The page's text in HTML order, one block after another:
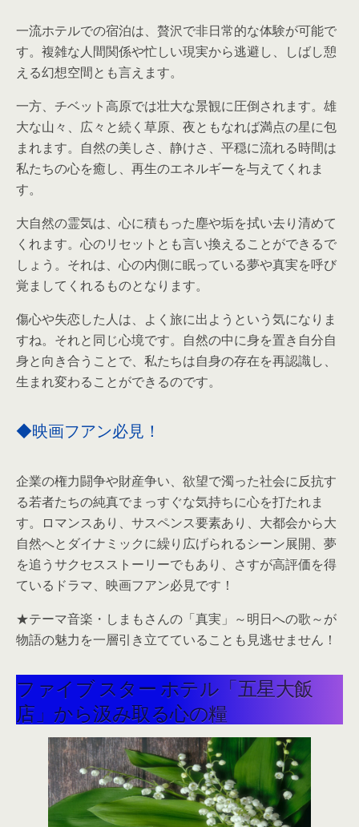
一流ホテルでの宿泊は、贅沢で非日常的な体験が可能で
す。複雑な人間関係や忙しい現実から逃避し、しばし憩
える幻想空間とも言えます。
一方、チベット高原では壮大な景観に圧倒されます。雄
大な山々、広々と続く草原、夜ともなれば満点の星に包
まれます。自然の美しさ、静けさ、平穏に流れる時間は
私たちの心を癒し、再生のエネルギーを与えてくれま
す。
大自然の霊気は、心に積もった塵や垢を拭い去り清めて
くれます。心のリセットとも言い換えることができるで
しょう。それは、心の内側に眠っている夢や真実を呼び
覚ましてくれるものとなります。
傷心や失恋した人は、よく旅に出ようという気になりま
すね。それと同じ心境です。自然の中に身を置き自分自
身と向き合うことで、私たちは自身の存在を再認識し、
生まれ変わることができるのです。
◆映画フアン必見！
企業の権力闘争や財産争い、欲望で濁った社会に反抗す
る若者たちの純真でまっすぐな気持ちに心を打たれま
す。ロマンスあり、サスペンス要素あり、大都会から大
自然へとダイナミックに繰り広げられるシーン展開、夢
を追うサクセスストーリーでもあり、さすが高評価を得
ているドラマ、映画フアン必見です！
★テーマ音楽・しまもさんの「真実」～明日への歌～が
物語の魅力を一層引き立てていることも見逃せません！
ファイブ スター ホテル「五星大飯
店」から汲み取る心の糧